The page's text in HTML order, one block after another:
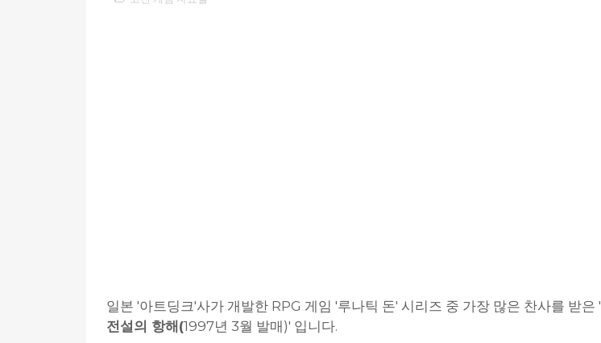
일본 '아트딩크'사가 개발한 RPG 게임 '루나틱 돈' 시리즈 중 가장 많은 찬사를 받은 '
전설의 항해(1997년 3월 발매)' 입니다.